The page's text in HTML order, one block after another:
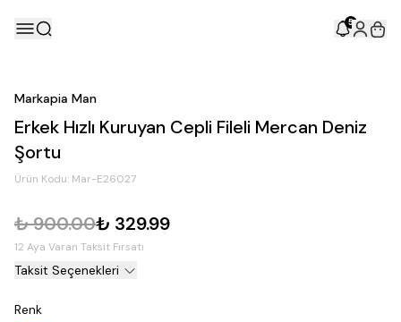
5
Markapia Man
Erkek Hızlı Kuruyan Cepli Fileli Mercan Deniz
Şortu
Ürün Kodu: Mar-E26027
₺ 900.00₺ 329.99
12 Aya Varan Taksit Fırsatı
Taksit Seçenekleri
Renk